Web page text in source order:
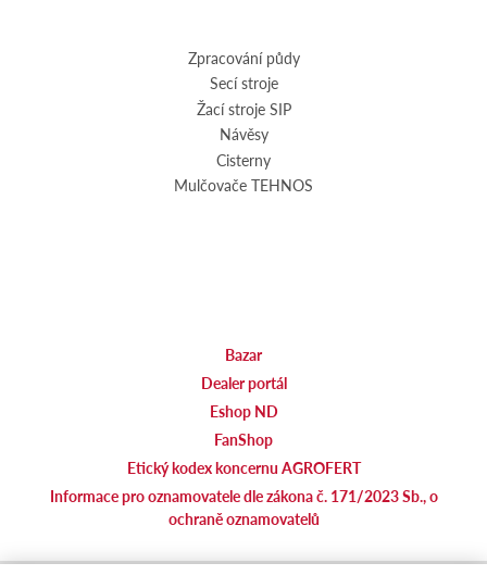
Zpracování půdy
Secí stroje
Žací stroje SIP
Návěsy
Cisterny
Mulčovače TEHNOS
Bazar
Dealer portál
Eshop ND
FanShop
Etický kodex koncernu AGROFERT
Informace pro oznamovatele dle zákona č. 171/2023 Sb., o
ochraně oznamovatelů